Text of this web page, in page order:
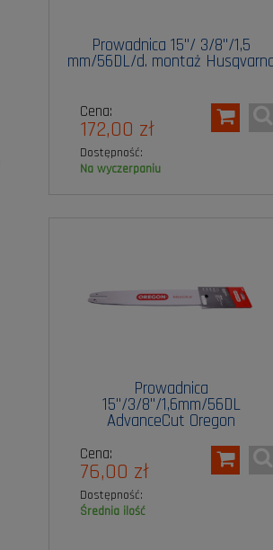
Prowadnica 15"/ 3/8"/1,5
mm/56DL/d. montaż
Cena:
172,00 zł
Dostępność:
na wyczerpaniu
Prowadnica
15"/3/8"/1,6mm/56DL
AdvanceCut Oregon
Cena:
76,00 zł
Dostępność:
średnia ilość